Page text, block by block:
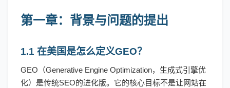
第一章：背景与问题的提出
1.1 在美国是怎么定义GEO？
GEO（Generative Engine Optimization，生成式引擎优
化）是传统SEO的进化版。它的核心目标不是让网站在